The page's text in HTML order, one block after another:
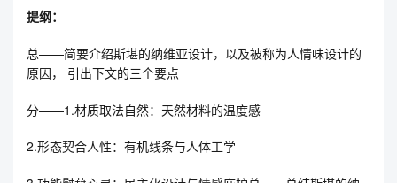
提纲：
总——简要介绍斯堪的纳维亚设计，以及被称为人情味设计的
原因， 引出下文的三个要点
分——1.材质取法自然：天然材料的温度感
2.形态契合人性：有机线条与人体工学